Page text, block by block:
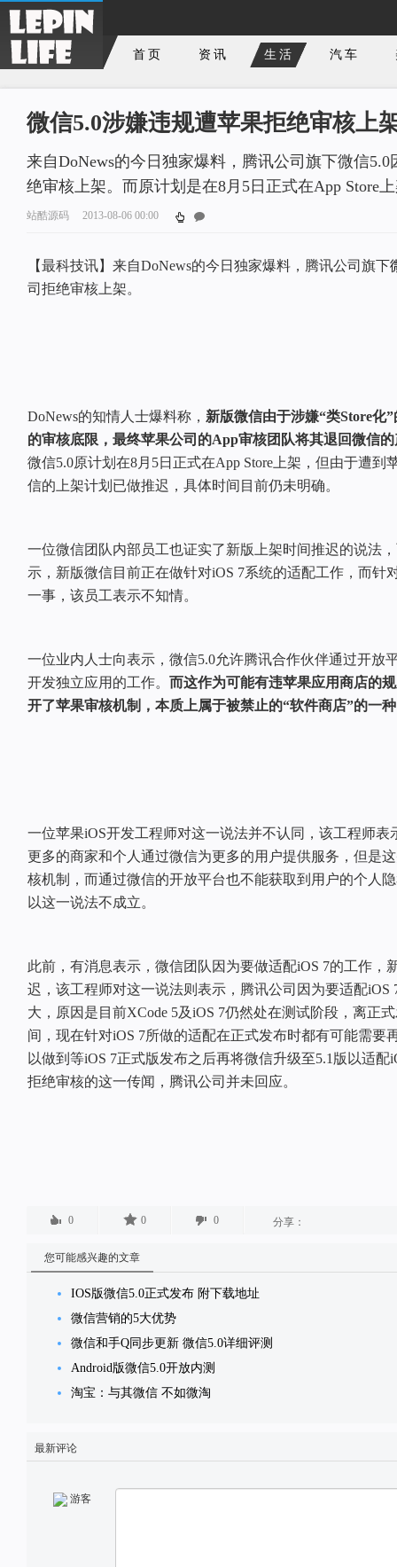
首页 资讯 生活 汽车
微信5.0涉嫌违规遭苹果拒绝审核上
来自DoNews的今日独家爆料，腾讯公司旗下微信
绝审核上架。而原计划是在8月5日正式在App Store
站酷源码 2013-08-06 00:00
【最科技讯】来自DoNews的今日独家爆料，腾讯公司旗下
司拒绝审核上架。
DoNews的知情人士爆料称， 新版微信由于涉嫌“类Store化
的审核底限，最终苹果公司的App审核团队将其退回微信
微信5.0原计划在8月5日正式在App Store上架，但由于遭到
信的上架计划已做推迟，具体时间目前仍未明确。
一位微信团队内部员工也证实了新版上架时间推迟的说法
示，新版微信目前正在做针对iOS 7系统的适配工作，而针
一事，该员工表示不知情。
一位业内人士向表示，微信5.0允许腾讯合作伙伴通过开放
开发独立应用的工作。 而这作为可能有违苹果应用商店的
开了苹果审核机制，本质上属于被禁止的“软件商店”的一
一位苹果iOS开发工程师对这一说法并不认同，该工程师
更多的商家和个人通过微信为更多的用户提供服务，但是
核机制，而通过微信的开放平台也不能获取到用户的个人
以这一说法不成立。
此前，有消息表示，微信团队因为要做适配iOS 7的工作，
迟，该工程师对这一说法则表示，腾讯公司因为要适配iOS
大，原因是目前XCode 5及iOS 7仍然处在测试阶段，离正
间，现在针对iOS 7所做的适配在正式发布时都有可能需要
以做到等iOS 7正式版发布之后再将微信升级至5.1版以适
拒绝审核的这一传闻，腾讯公司并未回应。
0 0 0 分享：
您可能感兴趣的文章
IOS版微信5.0正式发布 附下载地址
微信营销的5大优势
微信和手Q同步更新 微信5.0详细评测
Android版微信5.0开放内测
淘宝：与其微信 不如微淘
最新评论
游客